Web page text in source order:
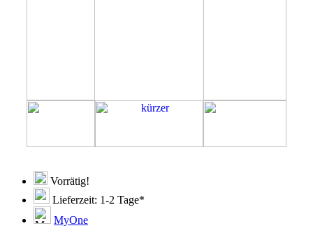
Vorrätig!
Lieferzeit: 1-2 Tage*
MyOne